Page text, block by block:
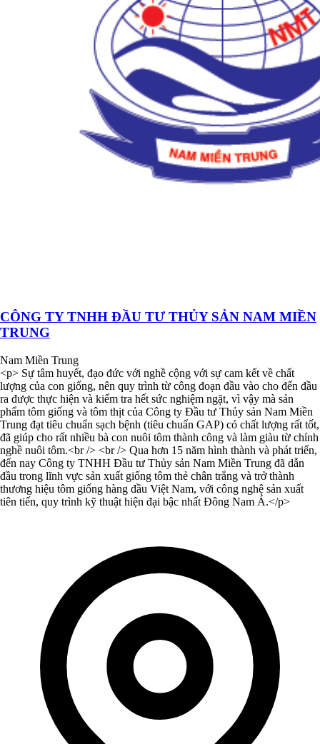
CÔNG TY TNHH ĐẦU TƯ THỦY SẢN NAM MIỀN
TRUNG
Nam Miền Trung
<p> Sự tâm huyết, đạo đức với nghề cộng với sự cam kết về chất
lượng của con giống, nên quy trình từ công đoạn đầu vào cho đến đầu
ra được thực hiện và kiểm tra hết sức nghiệm ngặt, vì vậy mà sản
phẩm tôm giống và tôm thịt của Công ty Đầu tư Thủy sản Nam Miền
Trung đạt tiêu chuẩn sạch bệnh (tiêu chuẩn GAP) có chất lượng rất tốt,
đã giúp cho rất nhiều bà con nuôi tôm thành công và làm giàu từ chính
nghề nuôi tôm.<br /> <br /> Qua hơn 15 năm hình thành và phát triển,
đến nay Công ty TNHH Đầu tư Thủy sản Nam Miền Trung đã dẫn
đầu trong lĩnh vực sản xuất giống tôm thẻ chân trắng và trở thành
thương hiệu tôm giống hàng đầu Việt Nam, với công nghệ sản xuất
tiên tiến, quy trình kỹ thuật hiện đại bậc nhất Đông Nam Á.</p>